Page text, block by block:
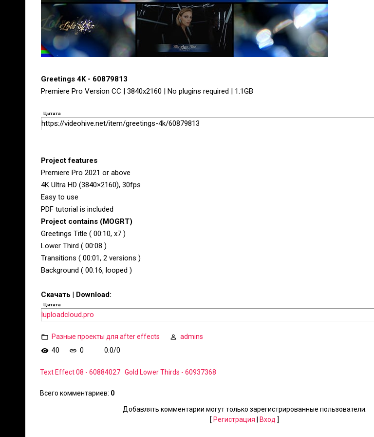
Greetings 4K - 60879813
Premiere Pro Version CC | 3840x2160 | No plugins required | 1.1GB
Цитата
https://videohive.net/item/greetings-4k/60879813
Project features
Premiere Pro 2021 or above
4K Ultra HD (3840×2160), 30fps
Easy to use
PDF tutorial is included
Project contains (MOGRT)
Greetings Title ( 00:10, x7 )
Lower Third ( 00:08 )
Transitions ( 00:01, 2 versions )
Background ( 00:16, looped )
Скачать | Download:
Цитата
luploadcloud.pro
Разные проекты для after effects
admins
40
0 0.0/0
Text Effect 08 - 60884027 Gold Lower Thirds - 60937368
Всего комментариев: 0
Добавлять комментарии могут только зарегистрированные пользователи.
[ Регистрация Вход ]